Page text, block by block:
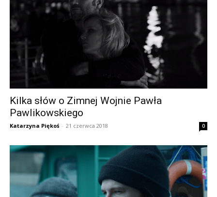
Kilka słów o Zimnej Wojnie Pawła
Pawlikowskiego
Katarzyna Piękoś - 21 czerwca 2018 0